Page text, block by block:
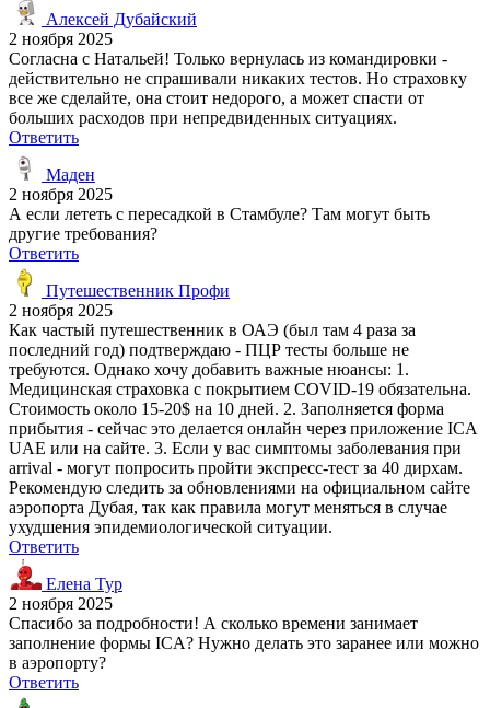
Алексей Дубайский
2 ноября 2025
Согласна с Натальей! Только вернулась из командировки -
действительно не спрашивали никаких тестов. Но страховку
все же сделайте, она стоит недорого, а может спасти от
больших расходов при непредвиденных ситуациях.
Ответить
Маден
2 ноября 2025
А если лететь с пересадкой в Стамбуле? Там могут быть
другие требования?
Ответить
Путешественник Профи
2 ноября 2025
Как частый путешественник в ОАЭ (был там 4 раза за
последний год) подтверждаю - ПЦР тесты больше не
требуются. Однако хочу добавить важные нюансы: 1.
Медицинская страховка с покрытием COVID-19 обязательна.
Стоимость около 15-20$ на 10 дней. 2. Заполняется форма
прибытия - сейчас это делается онлайн через приложение ICA
UAE или на сайте. 3. Если у вас симптомы заболевания при
arrival - могут попросить пройти экспресс-тест за 40 дирхам.
Рекомендую следить за обновлениями на официальном сайте
аэропорта Дубая, так как правила могут меняться в случае
ухудшения эпидемиологической ситуации.
Ответить
Елена Тур
2 ноября 2025
Спасибо за подробности! А сколько времени занимает
заполнение формы ICA? Нужно делать это заранее или можно
в аэропорту?
Ответить